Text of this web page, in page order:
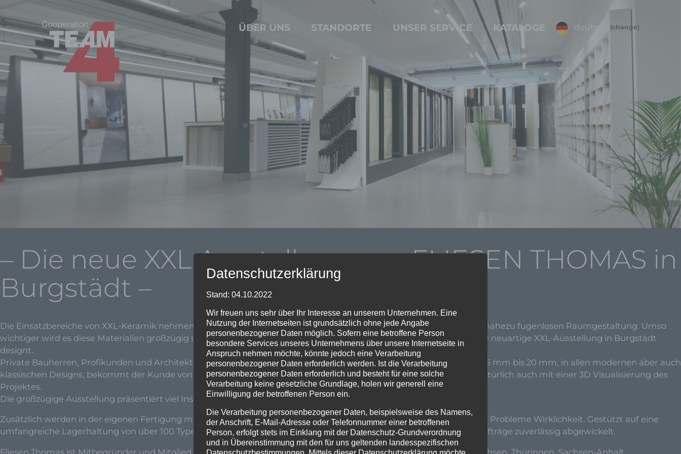
ÜBER UNS STANDORTE UNSER SERVICE KATALOGE deutsch (change)
– Die neue XXL Ausstellung von FLIESEN THOMAS in
Burgstädt –
Die Einsatzbereiche von XXL-Keramik nehmen stetig zu. Auch das Handwerk setzt immer mehr auf die Vorzüge der nahezu fugenlosen Raumgestaltung. Umso
wichtiger wird es diese Materialien großzügig und wirkungsvoll zu zeigen. Deshalb hat die Fliesen Thomas GmbH eine neuartige XXL-Ausstellung in Burgstädt
designt.
Private Bauherren, Profikunden und Architekten finden hier alles zum Thema Großkeramik. Bei Materialstärken von 6 mm bis 20 mm, in allen modernen aber auch
klassischen Designs, bekommt der Kunde von erfahrenen Mitarbeitern eine professionelle Beratung – auf Wunsch natürlich auch mit einer 3D Visualisierung des
Projektes.
Die großzügige Ausstellung präsentiert viel Inspiration zu allen denkbaren Anwendungsbereichen.
Zusätzlich werden in der eigenen Fertigung mit modernster Technologie die individuellen Wünsche der Kunden ohne Probleme Wirklichkeit. Gestützt auf eine
umfangreiche Lagerhaltung von über 100 Typen Großkeramik und einer ausgereiften Logistik, werden die Kundenaufträge zuverlässig abgewickelt.
Fliesen Thomas ist Mitbegründer und Mitglied der Cooperation Team4, die mit über 40 Standorten im Gebiet von Sachsen, Thüringen, Sachsen-Anhalt,
Datenschutzerklärung
Stand: 04.10.2022
Wir freuen uns sehr über Ihr Interesse an unserem Unternehmen. Eine
Nutzung der Internetseiten ist grundsätzlich ohne jede Angabe
personenbezogener Daten möglich. Sofern eine betroffene Person
besondere Services unseres Unternehmens über unsere Internetseite in
Anspruch nehmen möchte, könnte jedoch eine Verarbeitung
personenbezogener Daten erforderlich werden. Ist die Verarbeitung
personenbezogener Daten erforderlich und besteht für eine solche
Verarbeitung keine gesetzliche Grundlage, holen wir generell eine
Einwilligung der betroffenen Person ein.
Die Verarbeitung personenbezogener Daten, beispielsweise des Namens,
der Anschrift, E-Mail-Adresse oder Telefonnummer einer betroffenen
Person, erfolgt stets im Einklang mit der Datenschutz-Grundverordnung
und in Übereinstimmung mit den für uns geltenden landesspezifischen